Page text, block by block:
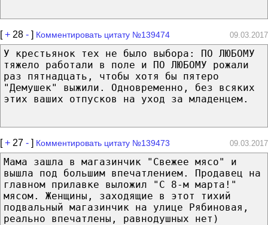
[+ 28 - ] Комментировать цитату №139474 09.03.2017
У крестьянок тех не было выбора: ПО ЛЮБОМУ
тяжело работали в поле и ПО ЛЮБОМУ рожали
раз пятнадцать, чтобы хотя бы пятеро
"Демушек" выжили. Одновременно, без всяких
этих ваших отпусков на уход за младенцем.
[+ 27 - ] Комментировать цитату №139473 09.03.2017
Мама зашла в магазинчик "Свежее мясо" и
вышла под большим впечатлением. Продавец на
главном прилавке выложил "С 8-м марта!"
мясом. Женщины, заходящие в этот тихий
подвальный магазинчик на улице Рябиновая,
реально впечатлены, равнодушных нет)